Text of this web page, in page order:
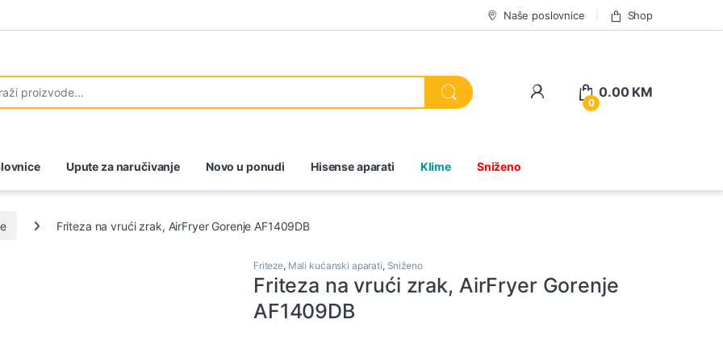
Naše poslovnice Shop
0
0.00 KM
Upute za naručivanje Novo u ponudi Hisense aparati Klime Sniženo
Friteza na vrući zrak, AirFryer Gorenje AF1409DB
Friteze, Mali kućanski aparati, Sniženo
Friteza na vrući zrak, AirFryer Gorenje
AF1409DB